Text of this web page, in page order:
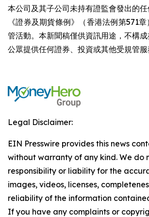
本公司及其子公司未持有證監會發出的
《證券及期貨條例》（香港法例第571
管活動。本新聞稿僅供資訊用途，不構
公眾提供任何證券、投資或其他受規管服
Legal Disclaimer:
EIN Presswire provides this news
without warranty of any kind. We do
responsibility or liability for the
images, videos, licenses,
reliability of the information
If you have any complaints or